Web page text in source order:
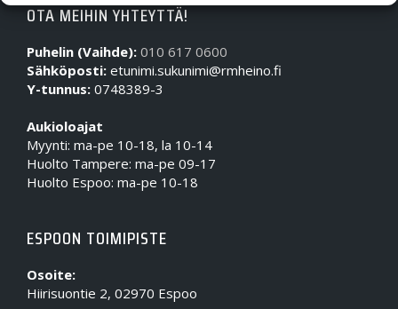
OTA MEIHIN YHTEYTTÄ!
Puhelin (Vaihde): 010 617 0600
Sähköposti: etunimi.sukunimi@rmheino.fi
Y-tunnus: 0748389-3
Aukioloajat
Myynti: ma-pe 10-18, la 10-14
Huolto Tampere: ma-pe 09-17
Huolto Espoo: ma-pe 10-18
ESPOON TOIMIPISTE
Osoite:
Hiirisuontie 2, 02970 Espoo